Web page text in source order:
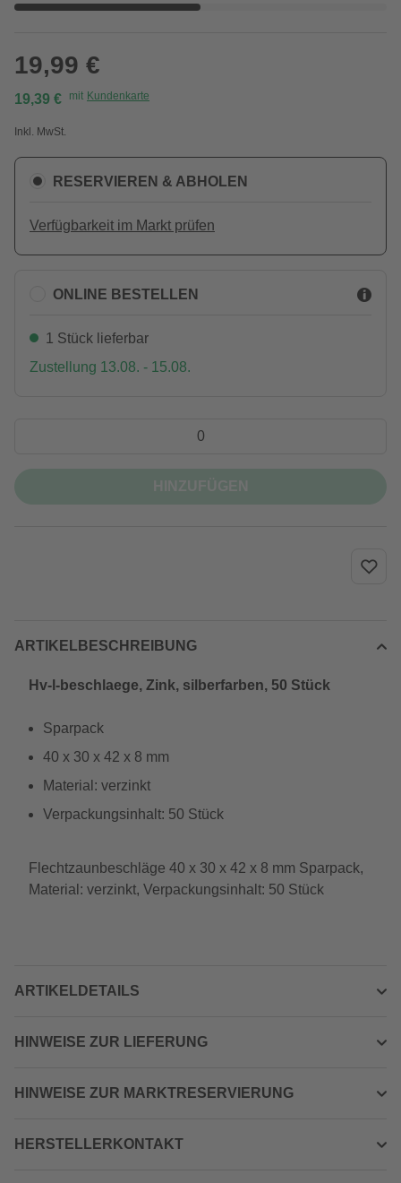
19,99 €
19,39 € mit Kundenkarte
Inkl. MwSt.
RESERVIEREN & ABHOLEN
Verfügbarkeit im Markt prüfen
ONLINE BESTELLEN
1 Stück lieferbar
Zustellung 13.08. - 15.08.
ARTIKELBESCHREIBUNG
Hv-l-beschlaege, Zink, silberfarben, 50 Stück
Sparpack
40 x 30 x 42 x 8 mm
Material: verzinkt
Verpackungsinhalt: 50 Stück
Flechtzaunbeschläge 40 x 30 x 42 x 8 mm Sparpack,
Material: verzinkt, Verpackungsinhalt: 50 Stück
ARTIKELDETAILS
HINWEISE ZUR LIEFERUNG
HINWEISE ZUR MARKTRESERVIERUNG
HERSTELLERKONTAKT